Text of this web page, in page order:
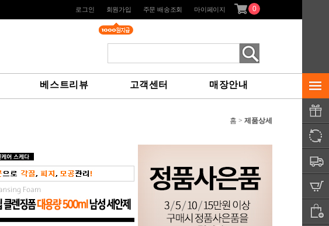
로그인 회원가입 주문 배송조회 마이페이지 0
베스트리뷰 고객센터 매장안내
홈 > 제품상세